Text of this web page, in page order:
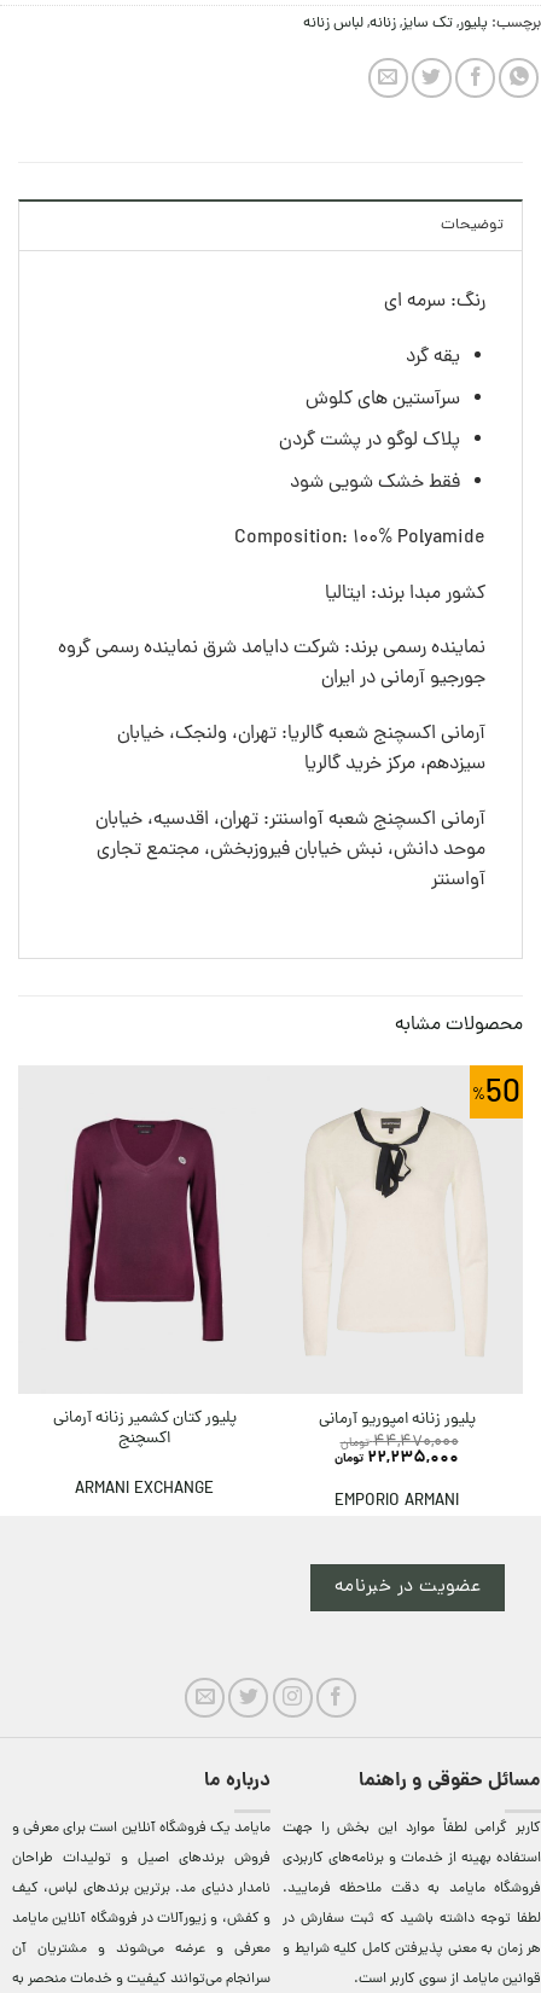
برچسب: پلیور,تک سایز,زنانه,لباس زنانه
توضیحات
رنگ: سرمه ای
یقه گرد
سرآستین های کلوش
پلاک لوگو در پشت گردن
فقط خشک شویی شود
Composition: 100% Polyamide
کشور مبدا برند: ایتالیا
نماینده رسمی برند: شرکت دایامد شرق نماینده رسمی گروه
جورجیو آرمانی در ایران
آرمانی اکسچنج شعبه گالریا: تهران، ولنجک، خیابان
سیزدهم، مرکز خرید گالریا
آرمانی اکسچنج شعبه آواسنتر: تهران، اقدسیه، خیابان
موحد دانش، نبش خیابان فیروزبخش، مجتمع تجاری
آواسنتر
محصولات مشابه
50
پلیور زنانه امپوریو آرمانی
44,470,000 تومان
22,235,000 تومان
EMPORIO ARMANI
پلیور کتان کشمیر زنانه آرمانی
اکسچنج
ARMANI EXCHANGE
عضویت در خبرنامه
مسائل حقوقی و راهنما
کاربر گرامی لطفاً موارد این بخش را جهت
استفاده بهینه از خدمات و برنامه‌‏های کاربردی
فروشگاه مایامد به دقت ملاحظه فرمایید.
لطفا توجه داشته باشید که ثبت سفارش در
هر زمان به معنی پذیرفتن کامل کلیهشرایط و
قوانین مایامداز سوی کاربر است.
درباره ما
مایامد يک فروشگاه آنلاين است برای معرفی و
فروش برندهای اصيل و توليدات طراحان
نامدار دنيای مد. برترين‌ برندهای لباس، کيف
و کفش، و زيورآلات در فروشگاه آنلاين مایامد
معرفی و عرضه می‌شوند و مشتريان آن
سرانجام می‌توانند کيفيت و خدمات منحصر به